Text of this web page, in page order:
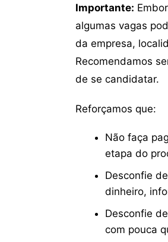
Importante:
algumas vagas
da empresa,
Recomendamos
de se candidatar.
Reforçamos que:
Não faça
etapa do
Desconfie
dinheiro,
Desconfie
com pouca